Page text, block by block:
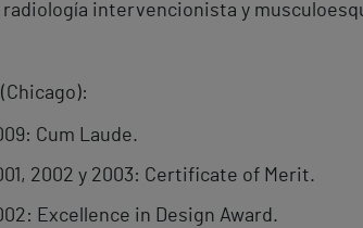
radiología intervencionista y
(Chicago):
Cum Laude.
2002 y 2003: Certificate of Merit.
Excellence in Design Award.